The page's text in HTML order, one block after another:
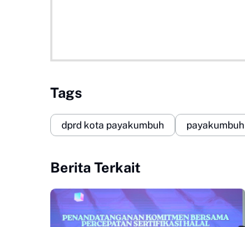
Tags
dprd kota payakumbuh payakumbuh
Berita Terkait